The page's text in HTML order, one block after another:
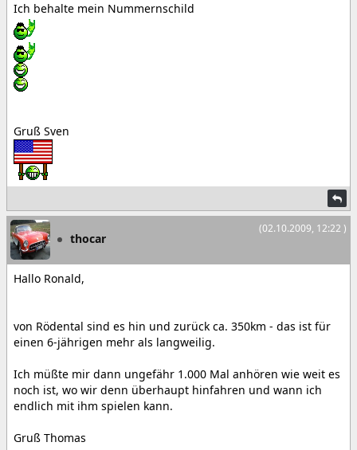
Ich behalte mein Nummernschild
Gruß Sven
(02.10.2009, 12:22 )
thocar
Hallo Ronald,
von Rödental sind es hin und zurück ca. 350km - das ist für
einen 6-jährigen mehr als langweilig.
Ich müßte mir dann ungefähr 1.000 Mal anhören wie weit es
noch ist, wo wir denn überhaupt hinfahren und wann ich
endlich mit ihm spielen kann.
Gruß Thomas